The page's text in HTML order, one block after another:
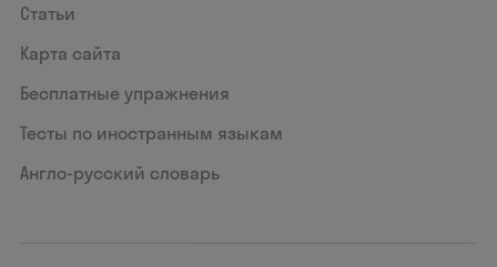
Статьи
Карта сайта
Бесплатные упражнения
Тесты по иностранным языкам
Англо-русский словарь